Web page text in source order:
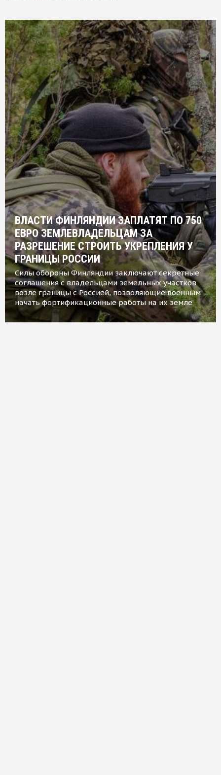
ВЛАСТИ ФИНЛЯНДИИ ЗАПЛАТЯТ ПО 750
ЕВРО ЗЕМЛЕВЛАДЕЛЬЦАМ ЗА
РАЗРЕШЕНИЕ СТРОИТЬ УКРЕПЛЕНИЯ У
ГРАНИЦЫ РОССИИ
Силы обороны Финляндии заключают секретные
соглашения с владельцами земельных участков
возле границы с Россией, позволяющие военным
начать фортификационные работы на их земле